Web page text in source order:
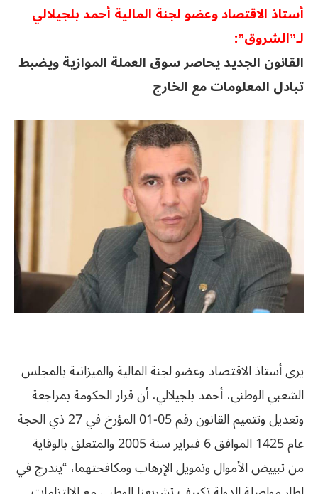
أستاذ الاقتصاد وعضو لجنة المالية أحمد بلجيلالي
لـ”الشروق”:
القانون الجديد يحاصر سوق العملة الموازية ويضبط
تبادل المعلومات مع الخارج
يرى أستاذ الاقتصاد وعضو لجنة المالية والميزانية بالمجلس
الشعبي الوطني، أحمد بلجيلالي، أن قرار الحكومة بمراجعة
وتعديل وتتميم القانون رقم 05-01 المؤرخ في 27 ذي الحجة
عام 1425 الموافق 6 فبراير سنة 2005 والمتعلق بالوقاية
من تبييض الأموال وتمويل الإرهاب ومكافحتهما، “يندرج في